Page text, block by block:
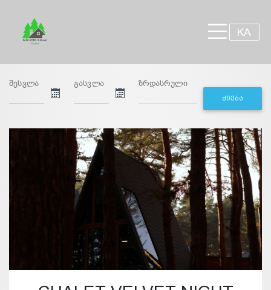
×KA
შესვლა გასვლა ზრდასრული
ᲫᲘᲔᲑᲐ